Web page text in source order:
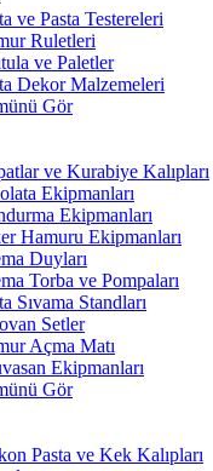
ve Pasta Testereleri
Ruletleri
ve Paletler
Dekor Malzemeleri
Gör
ve Kurabiye Kalıpları
Ekipmanları
Ekipmanları
Hamuru Ekipmanları
Duyları
Torba ve Pompaları
Sıvama Standları
Setler
Açma Matı
Ekipmanları
Gör
Pasta ve Kek Kalıpları